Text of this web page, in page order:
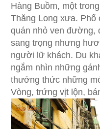
Hàng Buồm, một
Thăng Long xưa. Phố
quán nhỏ ven đường,
sang trọng nhưng
người lữ khách. Du
ngắm nhìn những
thưởng thức những
Vòng, trứng vịt lộn,